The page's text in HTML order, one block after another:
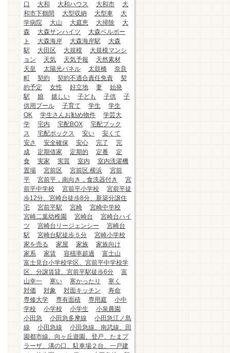
口
大和 大和ハウス 大和市
大
和市下鶴間
大型収納 大型車
大
学病院
大山 大庭恵 大掃除
大
森
大森サンハイツ
大森ベルポー
ト
大森海岸 大森海岸駅
大森
駅
大田区 大規模
大規模マンシ
ョン
天気 天気予報
天然素材
天皇
太陽光パネル 太鼓橋
奈良
町
契約 契約不適合責任免責
契
約予定
女性 好立地 妻
始発
駅
娘 嬉しい 子ども 子供
子
供用プール
子育て 学生
学生
OK
学生さんお勧め物件
学芸大
学
宅内 宅配BOX
宅配ブック
ス
宅配ボックス 安い
安くて
安さ
安全確保 安心 完了
完
成
定期借家 定期的 定番
定
食
実家 実質 室内
室内洗濯機
置場
宮前区 宮前区.横浜
宮前
平
宮前平，南向き，食洗器付き
宮
前平中学校
宮前平小学校
宮前平徒
歩12分、宮崎台徒歩8分、新築分譲住
宅
宮前平駅 宮崎
宮崎中学校
宮崎二葉幼稚園
宮崎台
宮崎台ハイ
ツ
宮崎台リージェンシー
宮崎台
駅
宮崎台駅徒歩５分
宮崎小学校
家を売る
家屋 家族
家族向け
家系
家賃 容積率超過
富士山
富士見台小学校学区、宮前平中学校学
区、分譲賃貸、宮前平駅徒歩6分
富
山幸一
寒い 寒かったり
寒く
対価
対象 対面キッチン
寿命
専修大学
専有面積 専用庭
小中
学校
小学校 小学生
小泉農園
小田急
小田急多摩線
小田急江ノ島
線
小田急線
小田急線、南武線、田
園都市線、向ヶ丘遊園、登戸、たまプ
ラーザ、溝の口、駐車場２台、一戸建